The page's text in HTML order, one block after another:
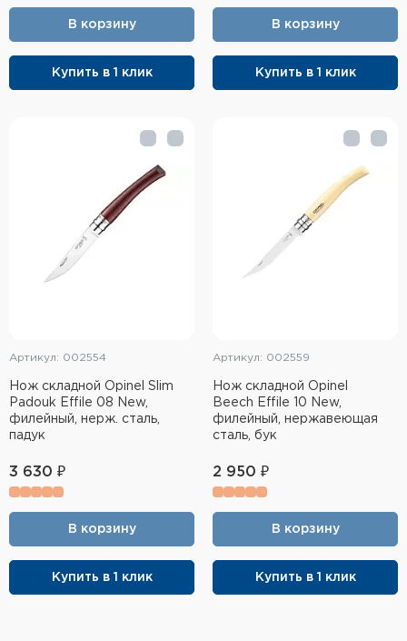
В корзину
Купить в 1 клик
В корзину
Купить в 1 клик
Артикул: 002554
Нож складной Opinel Slim
Padouk Effile 08 New,
филейный, нерж. сталь,
падук
3 630 ₽
В корзину
Купить в 1 клик
Артикул: 002559
Нож складной Opinel
Beech Effile 10 New,
филейный, нержавеющая
сталь, бук
2 950 ₽
В корзину
Купить в 1 клик